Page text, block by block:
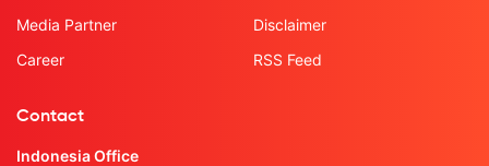
Media Partner
Career
Disclaimer
RSS Feed
Contact
Indonesia Office